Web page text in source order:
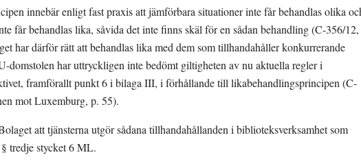
innebär enligt fast praxis att jämförbara situationer inte får behandlas olika
får behandlas lika, såvida det inte finns skäl för en sådan behandling (C-356/12,
har därför rätt att behandlas lika med dem som tillhandahåller konkurrerande
domstolen har uttryckligen inte bedömt giltigheten av nu aktuella regler i
framförallt punkt 6 i bilaga III, i förhållande till likabehandlingsprincipen (C-
mot Luxemburg, p. 55).
att tjänsterna utgör sådana tillhandahållanden i biblioteksverksamhet som
tredje stycket 6 ML.